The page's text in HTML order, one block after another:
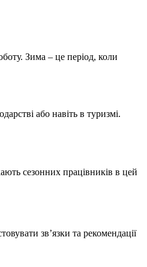
Зима – це період, коли
або навіть в туризмі.
сезонних працівників в цей
зв’язки та рекомендації